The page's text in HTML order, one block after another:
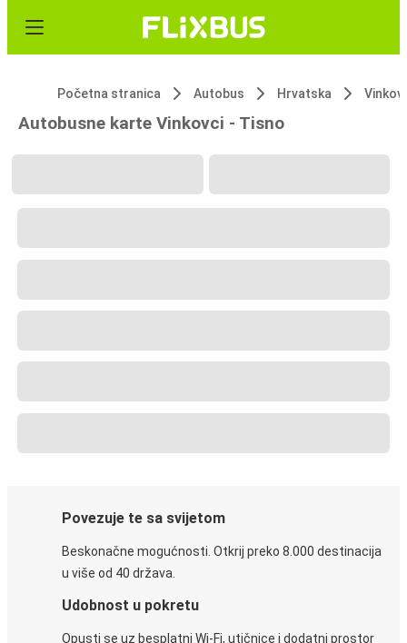
Početna stranica Autobus Hrvatska
Autobusne karte Vinkovci - Tisno
Povezuje te sa svijetom
Beskonačne mogućnosti. Otkrij preko 8.000 destinacija
u više od 40 država.
Udobnost u pokretu
Opusti se uz besplatni Wi-Fi, utičnice i dodatni prostor